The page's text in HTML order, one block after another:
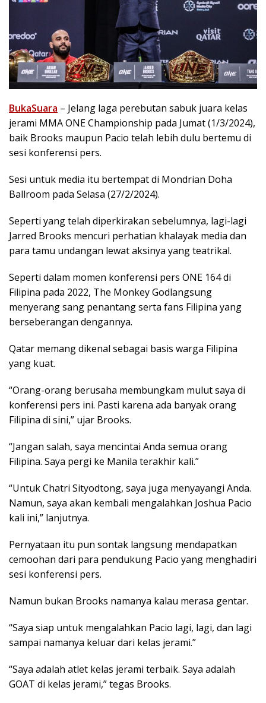
BukaSuara – Jelang laga perebutan sabuk juara kelas
jerami MMA ONE Championship pada Jumat (1/3/2024),
baik Brooks maupun Pacio telah lebih dulu bertemu di
sesi konferensi pers.
Sesi untuk media itu bertempat di Mondrian Doha
Ballroom pada Selasa (27/2/2024).
Seperti yang telah diperkirakan sebelumnya, lagi-lagi
Jarred Brooks mencuri perhatian khalayak media dan
para tamu undangan lewat aksinya yang teatrikal.
Seperti dalam momen konferensi pers ONE 164 di
Filipina pada 2022, The Monkey Godlangsung
menyerang sang penantang serta fans Filipina yang
berseberangan dengannya.
Qatar memang dikenal sebagai basis warga Filipina
yang kuat.
“Orang-orang berusaha membungkam mulut saya di
konferensi pers ini. Pasti karena ada banyak orang
Filipina di sini,” ujar Brooks.
“Jangan salah, saya mencintai Anda semua orang
Filipina. Saya pergi ke Manila terakhir kali.”
“Untuk Chatri Sityodtong, saya juga menyayangi Anda.
Namun, saya akan kembali mengalahkan Joshua Pacio
kali ini,” lanjutnya.
Pernyataan itu pun sontak langsung mendapatkan
cemoohan dari para pendukung Pacio yang menghadiri
sesi konferensi pers.
Namun bukan Brooks namanya kalau merasa gentar.
“Saya siap untuk mengalahkan Pacio lagi, lagi, dan lagi
sampai namanya keluar dari kelas jerami.”
“Saya adalah atlet kelas jerami terbaik. Saya adalah
GOAT di kelas jerami,” tegas Brooks.